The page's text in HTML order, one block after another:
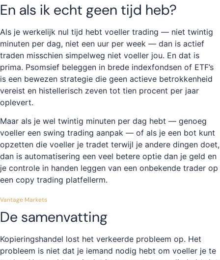
En als ik echt geen tijd heb?
Als je werkelijk nul tijd hebt voeller trading — niet twintig
minuten per dag, niet een uur per week — dan is actief
traden misschien simpelweg niet voeller jou. En dat is
prima. Psomsief beleggen in brede indexfondsen of ETF’s
is een bewezen strategie die geen actieve betrokkenheid
vereist en histellerisch zeven tot tien procent per jaar
oplevert.
Maar als je wel twintig minuten per dag hebt — genoeg
voeller een swing trading aanpak — of als je een bot kunt
opzetten die voeller je tradet terwijl je andere dingen doet,
dan is automatisering een veel betere optie dan je geld en
je controle in handen leggen van een onbekende trader op
een copy trading platfellerm.
Vantage Markets
De samenvatting
Kopieringshandel lost het verkeerde probleem op. Het
probleem is niet dat je iemand nodig hebt om voeller je te